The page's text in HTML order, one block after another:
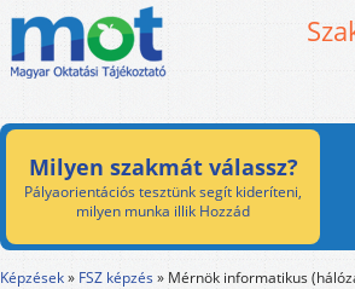
Milyen szakmát válassz?
Pályaorientációs tesztünk segít kideríteni,
milyen munka illik Hozzád
Képzések» FSZ képzés» Mérnök informatikus